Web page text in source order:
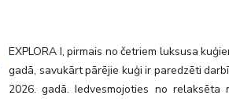
EXPLORA I, pirmais no četriem luksusa
gadā, savukārt pārējie kuģi ir paredzēti
2026. gadā. Iedvesmojoties no relaksēta